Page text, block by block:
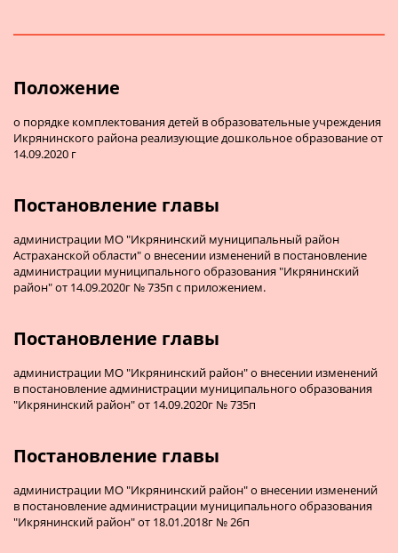
Положение
о порядке комплектования детей в образовательные учреждения
Икрянинского района реализующие дошкольное образование от
14.09.2020 г
Постановление главы
администрации МО "Икрянинский муниципальный район
Астраханской области" о внесении изменений в постановление
администрации муниципального образования "Икрянинский
район" от 14.09.2020г № 735п с приложением.
Постановление главы
администрации МО "Икрянинский район" о внесении изменений
в постановление администрации муниципального образования
"Икрянинский район" от 14.09.2020г № 735п
Постановление главы
администрации МО "Икрянинский район" о внесении изменений
в постановление администрации муниципального образования
"Икрянинский район" от 18.01.2018г № 26п